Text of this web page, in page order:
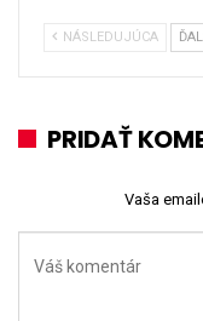
NÁSLEDUJÚCA
PRIDAŤ
Vaša